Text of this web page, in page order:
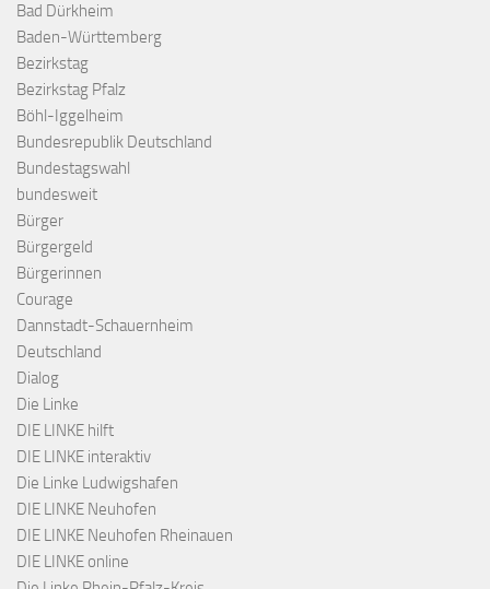
Bad Dürkheim
Baden-Württemberg
Bezirkstag
Bezirkstag Pfalz
Böhl-Iggelheim
Bundesrepublik Deutschland
Bundestagswahl
bundesweit
Bürger
Bürgergeld
Bürgerinnen
Courage
Dannstadt-Schauernheim
Deutschland
Dialog
Die Linke
DIE LINKE hilft
DIE LINKE interaktiv
Die Linke Ludwigshafen
DIE LINKE Neuhofen
DIE LINKE Neuhofen Rheinauen
DIE LINKE online